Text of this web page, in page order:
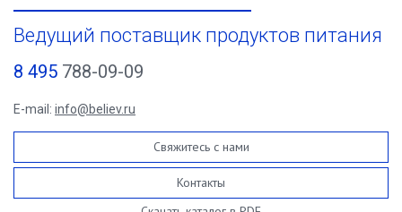
Ведущий поставщик продуктов питания
8 495 788-09-09
E-mail: info@believ.ru
Свяжитесь с нами
Контакты